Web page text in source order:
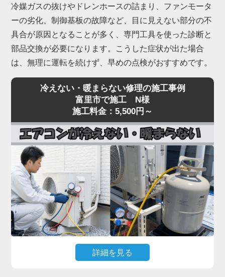
冷媒ガスの抜けやドレンホースの詰まり、ファンモータ
ーの劣化、制御基板の故障など、目に見えない部分の不
具合が原因となることが多く、専門工具を使った診断と
部品交換が必要になります。こうした症状が出た場合
は、無理に運転を続けず、早めの点検がおすすめです。
冷えない・暖まらない修理の施工事例
富里市で施工 N様
施工料金：5,500円～
詳細を見る